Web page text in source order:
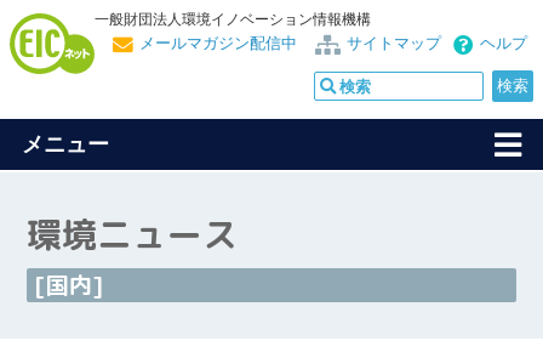
一般財団法人環境イノベーション情報機構
ヘルプ
サイトマップ
メールマガジン配信中
メニュー
環境ニュース
[国内]